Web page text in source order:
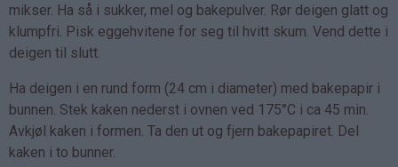
mikser. Ha så i sukker, mel og bakepulver. Rør deigen glatt og
klumpfri. Pisk eggehvitene for seg til hvitt skum. Vend dette i
deigen til slutt.
Ha deigen i en rund form (24 cm i diameter) med bakepapir i
bunnen. Stek kaken nederst i ovnen ved 175°C i ca 45 min.
Avkjøl kaken i formen. Ta den ut og fjern bakepapiret. Del
kaken i to bunner.